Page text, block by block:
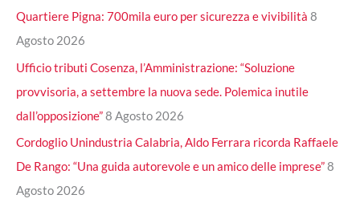
Quartiere Pigna: 700mila euro per sicurezza e vivibilità 8
Agosto 2026
Ufficio tributi Cosenza, l’Amministrazione: “Soluzione
provvisoria, a settembre la nuova sede. Polemica inutile
dall’opposizione”8 Agosto 2026
Cordoglio Unindustria Calabria, Aldo Ferrara ricorda Raffaele
De Rango: “Una guida autorevole e un amico delle imprese”8
Agosto 2026